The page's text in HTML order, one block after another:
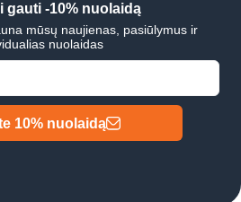
gauti -10% nuolaidą
mūsų naujienas, pasiūlymus ir
nuolaidas
10% nuolaidą